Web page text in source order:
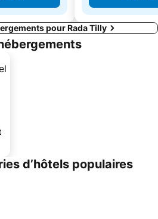
pour Rada Tilly
d’hôtels populaires